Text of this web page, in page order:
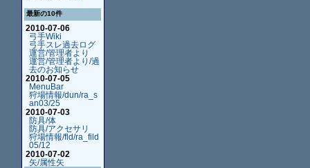
最新の10件
2010-07-06
弓手Wiki
弓手スレ過去ログ
運営/管理者より
運営/管理者より/過
去のお知らせ
2010-07-05
MenuBar
狩場情報/dun/ra_s
an03/25
2010-07-03
防具/体
防具/アクセサリ
狩場情報/fld/ra_fild
05/12
2010-07-02
矢/属性矢